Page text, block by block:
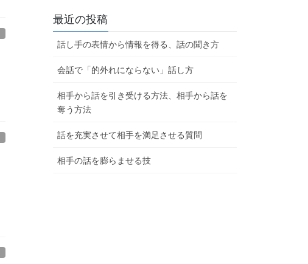
最近の投稿
話し手の表情から情報を得る、話の聞き方
会話で「的外れにならない」話し方
相手から話を引き受ける方法、相手から話を
奪う方法
話を充実させて相手を満足させる質問
相手の話を膨らませる技